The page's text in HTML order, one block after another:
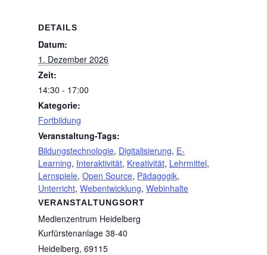
DETAILS
Datum:
1. Dezember 2026
Zeit:
14:30 - 17:00
Kategorie:
Fortbildung
Veranstaltung-Tags:
Bildungstechnologie, Digitalisierung, E-
Learning, Interaktivität, Kreativität, Lehrmittel,
Lernspiele, Open Source, Pädagogik,
Unterricht, Webentwicklung, Webinhalte
VERANSTALTUNGSORT
Medienzentrum Heidelberg
Kurfürstenanlage 38-40
Heidelberg, 69115